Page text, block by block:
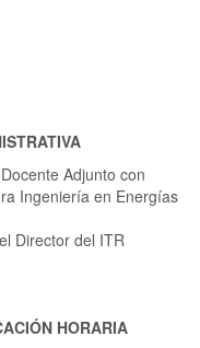
Adjunto con
Ingeniería en Energías
Director del ITR
HORARIA